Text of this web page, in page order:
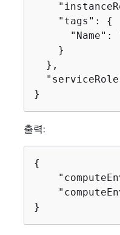
    "tags":
{
"Name":
    }
  },
}
출력:
{
}